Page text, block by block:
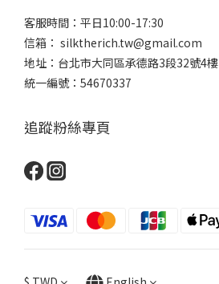
客服時間：平日10:00-17:30
信箱： silktherich.tw@gmail.com
地址：台北市大同區承德路3段32號4樓
統一編號：54670337
追蹤粉絲專頁